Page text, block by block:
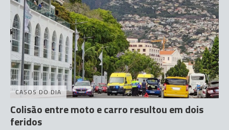
CASOS DO DIA
Colisão entre moto e carro resultou em dois
feridos